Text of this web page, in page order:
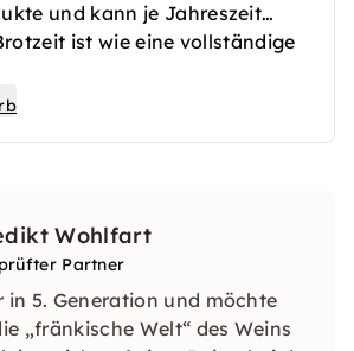
und kann je Jahreszeit
ist wie eine vollständige
Wohlfart
Partner
5. Generation und möchte
„fränkische Welt“ des Weins